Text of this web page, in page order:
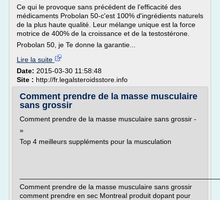
Ce qui le provoque sans précédent de l'efficacité des
médicaments Probolan 50-c'est 100% d'ingrédients naturels
de la plus haute qualité. Leur mélange unique est la force
motrice de 400% de la croissance et de la testostérone.
Probolan 50, je Te donne la garantie...
Lire la suite
Date: 2015-03-30 11:58:48
Site : http://fr.legalsteroidsstore.info
Comment prendre de la masse musculaire
sans grossir
Comment prendre de la masse musculaire sans grossir -
»
Top 4 meilleurs suppléments pour la musculation
Comment prendre de la masse musculaire sans grossir
comment prendre en sec Montreal produit dopant pour